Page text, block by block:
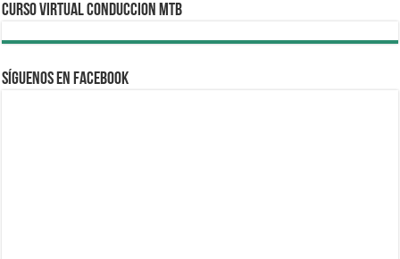
CURSO VIRTUAL CONDUCCION MTB
Síguenos en Facebook